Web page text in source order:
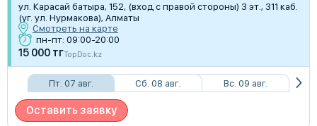
ул. Карасай батыра, 152, (вход с правой стороны) 3 эт., 311 каб.
(уг. ул. Нурмакова), Алматы
Смотреть на карте
пн-пт: 09:00-20:00
15 000 тгTopDoc.kz
Пт. 07 авг. Сб. 08 авг. Вс. 09 авг.
Оставить заявку